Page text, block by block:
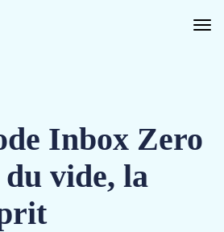
Inbox Zero
vide, la